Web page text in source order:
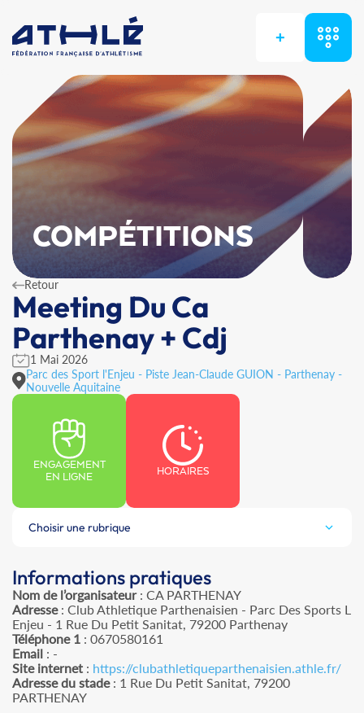
+
COMPÉTITIONS
Retour
Meeting Du Ca
Parthenay + Cdj
1 Mai 2026
Parc des Sport l'Enjeu - Piste Jean-Claude GUION - Parthenay -
Nouvelle Aquitaine
ENGAGEMENT
EN LIGNE
HORAIRES
Choisir une rubrique
Informations pratiques
Nom de l’organisateur: CA PARTHENAY
Adresse: Club Athletique Parthenaisien - Parc Des Sports L
Enjeu - 1 Rue Du Petit Sanitat, 79200 Parthenay
Téléphone 1 : 0670580161
Email : -
Site internet : https://clubathletiqueparthenaisien.athle.fr/
Adresse du stade: 1 Rue Du Petit Sanitat, 79200
PARTHENAY